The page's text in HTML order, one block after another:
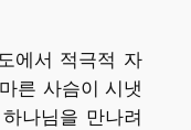
에서 적극적 자
른 사슴이 시냇
나님을 만나려